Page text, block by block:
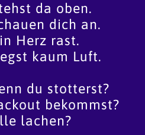
da oben.
dich an.
Herz rast.
kaum Luft.
du stotterst?
bekommst?
lachen?